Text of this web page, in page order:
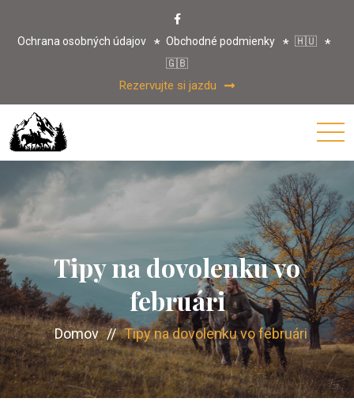
Ochrana osobných údajov Obchodné podmienky
🇭🇺
🇬🇧
Rezervujte si jazdu
Tipy na dovolenku vo
februári
Domov // Tipy na dovolenku vo februári